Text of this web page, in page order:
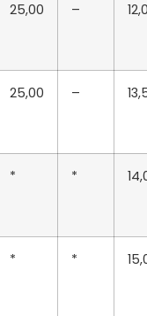
25,00 –
25,00 –
* *
* *